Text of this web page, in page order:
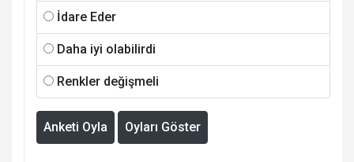
İdare Eder
Daha iyi olabilirdi
Renkler değişmeli
Anketi Oyla Oyları Göster